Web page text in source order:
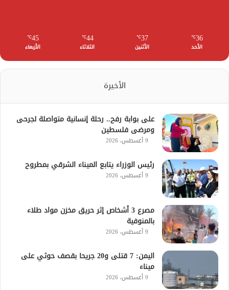
36
℃
الأحد
37
℃
الأثنين
44
℃
الثلاثاء
45
℃
الأربعاء
الأخيرة
على بوابة رفح.. رحلة إنسانية متواصلة لجرحى
ومرضى فلسطين
9 أغسطس، 2026
رئيس الوزراء يتابع الميناء الشرقي بمطروح
9 أغسطس، 2026
مصرع 3 أشخاص إثر حريق مخزن مواد طلاء
بالمنوفية
9 أغسطس، 2026
اليمن: 7 قتلى و20 جريحا بقصف حوثي على
ميناء
9 أغسطس، 2026